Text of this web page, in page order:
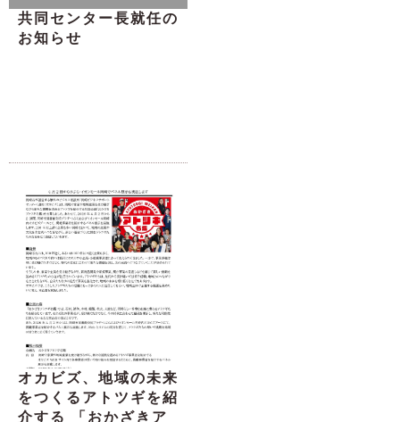
共同センター長就任の
お知らせ
オカビズ、地域の未来
をつくるアトツギを紹
介する 「おかざきア